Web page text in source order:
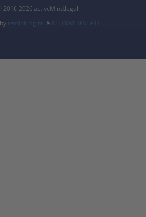
2016-2026 activeMind.legal
rethink digital & KLEINWERKSTATT